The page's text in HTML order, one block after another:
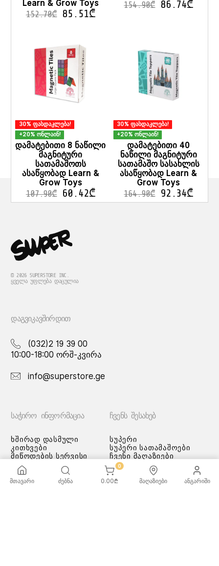
Learn & Grow Toys
152.70₾ 85.51₾
154.90₾ 86.74₾
30% ფასდაკლება!
+20% ონლაინ!
დამატებითი 8 ნაწილი
მაგნიტური
სათამაშოთს
ასაწყობად Learn &
Grow Toys
107.90₾ 60.42₾
30% ფასდაკლება!
+20% ონლაინ!
დამატებითი 40
ნაწილი მაგნიტური
სათამაშო სასახლის
ასაწყობად Learn &
Grow Toys
164.90₾ 92.34₾
© 2026 SUPERSTORE INC.
ᲧᲕᲔᲚᲐ ᲣᲤᲚᲔᲑᲐ ᲓᲐᲪᲣᲚᲘᲐ
ᲓᲐᲒᲕᲘᲙᲐᲕᲨᲘᲠᲓᲘᲗ
(032)2 19 39 00
10:00-18:00 ორშ-კვირა
info@superstore.ge
ᲡᲐᲭᲘᲠᲝ ᲘᲜᲤᲝᲠᲛᲐᲪᲘᲐ
ხშირად დასმული
კითხვები
მიწოდების სერვისი
გადახდის მეთოდები
სამომხმარებლო
შეთანმხება
ᲩᲕᲔᲜᲡ ᲨᲔᲡᲐᲮᲔᲑ
სუპერი
სუპერი სათამაშოები
ჩვენი მაღაზიები
მთავარი ძებნა
0
0.00₾ მაღაზიები ანგარიში